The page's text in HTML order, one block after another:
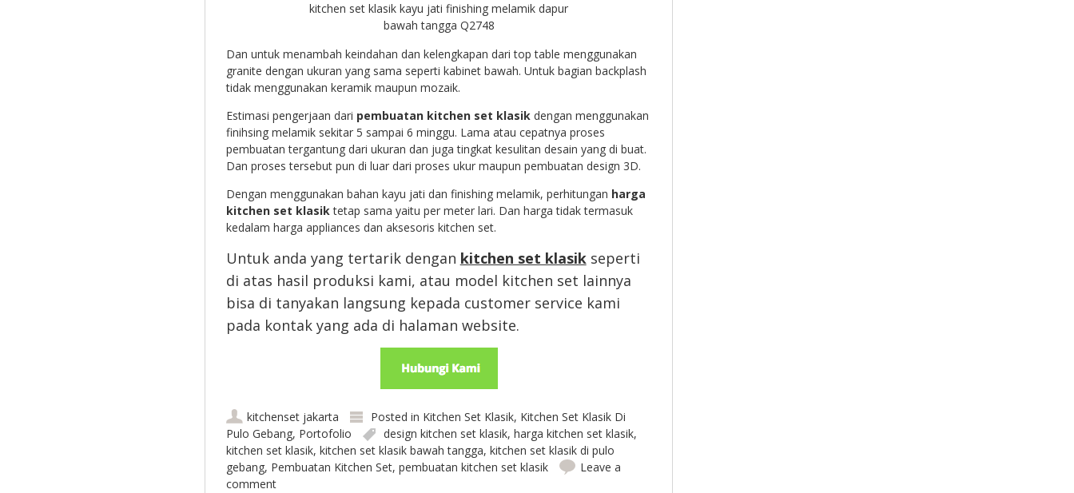
kitchen set klasik kayu jati finishing melamik dapur
bawah tangga Q2748
Dan untuk menambah keindahan dan kelengkapan dari top table menggunakan
granite dengan ukuran yang sama seperti kabinet bawah. Untuk bagian backplash
tidak menggunakan keramik maupun mozaik.
Estimasi pengerjaan dari pembuatan kitchen set klasikdengan menggunakan
finihsing melamik sekitar 5 sampai 6 minggu. Lama atau cepatnya proses
pembuatan tergantung dari ukuran dan juga tingkat kesulitan desain yang di buat.
Dan proses tersebut pun di luar dari proses ukur maupun pembuatan design 3D.
Dengan menggunakan bahan kayu jati dan finishing melamik, perhitungan harga
kitchen set klasiktetap sama yaitu per meter lari. Dan harga tidak termasuk
kedalam harga appliances dan aksesoris kitchen set.
Untuk anda yang tertarik dengan kitchen set klasikseperti
di atas hasil produksi kami, atau model kitchen set lainnya
bisa di tanyakan langsung kepada customer service kami
pada kontak yang ada di halaman website.
kitchenset jakarta Posted in Kitchen Set Klasik, Kitchen Set Klasik Di
Pulo Gebang, Portofolio design kitchen set klasik, harga kitchen set klasik,
kitchen set klasik, kitchen set klasik bawah tangga, kitchen set klasik di pulo
gebang, Pembuatan Kitchen Set, pembuatan kitchen set klasik
Leave a
comment